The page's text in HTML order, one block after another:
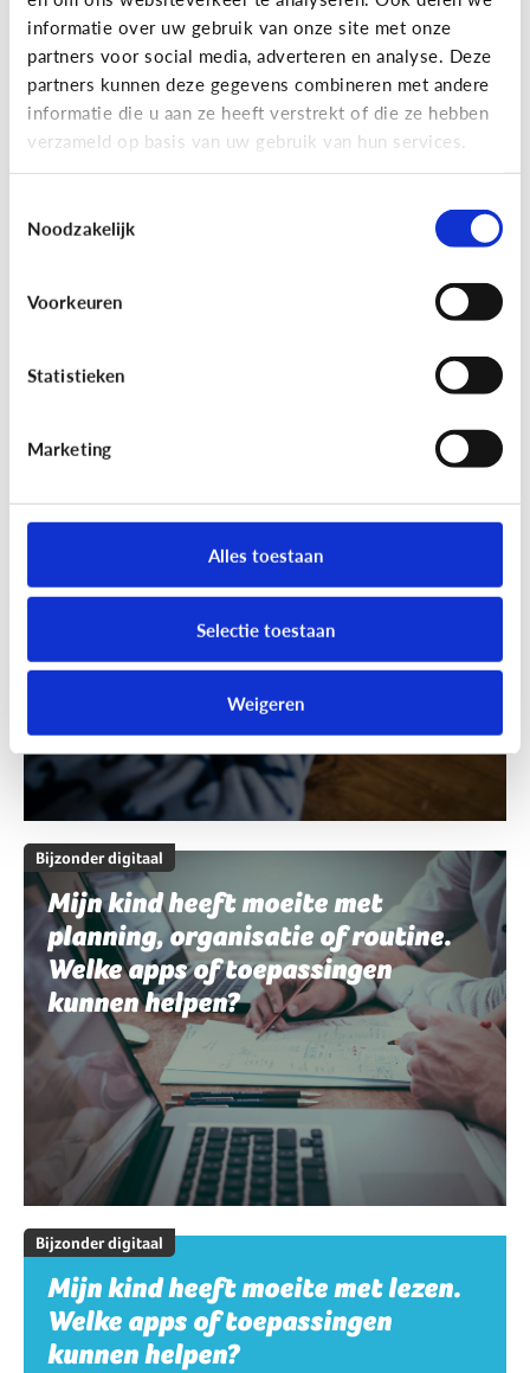
informatie over uw gebruik van onze site met onze
partners voor social media, adverteren en analyse. Deze
partners kunnen deze gegevens combineren met andere
informatie die u aan ze heeft verstrekt of die ze hebben
verzameld op basis van uw gebruik van hun services.
Noodzakelijk
Voorkeuren
Statistieken
Marketing
Alles toestaan
Selectie toestaan
Weigeren
Bijzonder digitaal
Mijn kind is slechtziend of blind.
Welke apps of toepassingen
Mijn kind heeft moeite met
schrijven en spelling. Welke apps
of toepassingen kunnen helpen?
Bijzonder digitaal
Mijn kind heeft moeite met
planning, organisatie of routine.
Welke apps of toepassingen
kunnen helpen?
Bijzonder digitaal
Mijn kind heeft moeite met lezen.
Welke apps of toepassingen
kunnen helpen?